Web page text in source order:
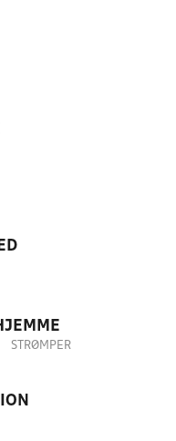
STRØMPER